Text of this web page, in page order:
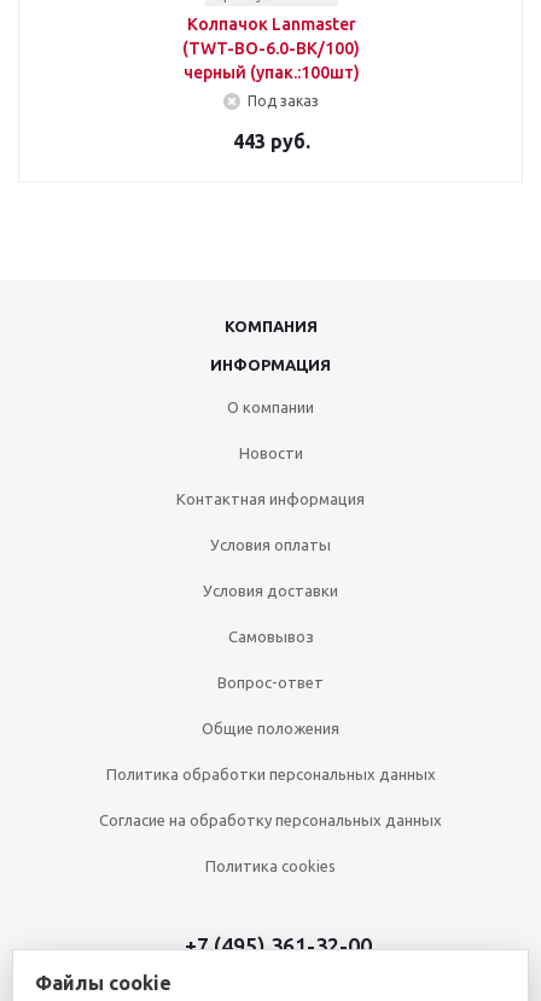
Колпачок Lanmaster
(TWT-BO-6.0-BK/100)
черный (упак.:100шт)
Под заказ
443 руб.
КОМПАНИЯ
ИНФОРМАЦИЯ
О компании
Новости
Контактная информация
Условия оплаты
Условия доставки
Самовывоз
Вопрос-ответ
Общие положения
Политика обработки персональных данных
Согласие на обработку персональных данных
Политика cookies
+7 (495) 361-32-00
Файлы cookie